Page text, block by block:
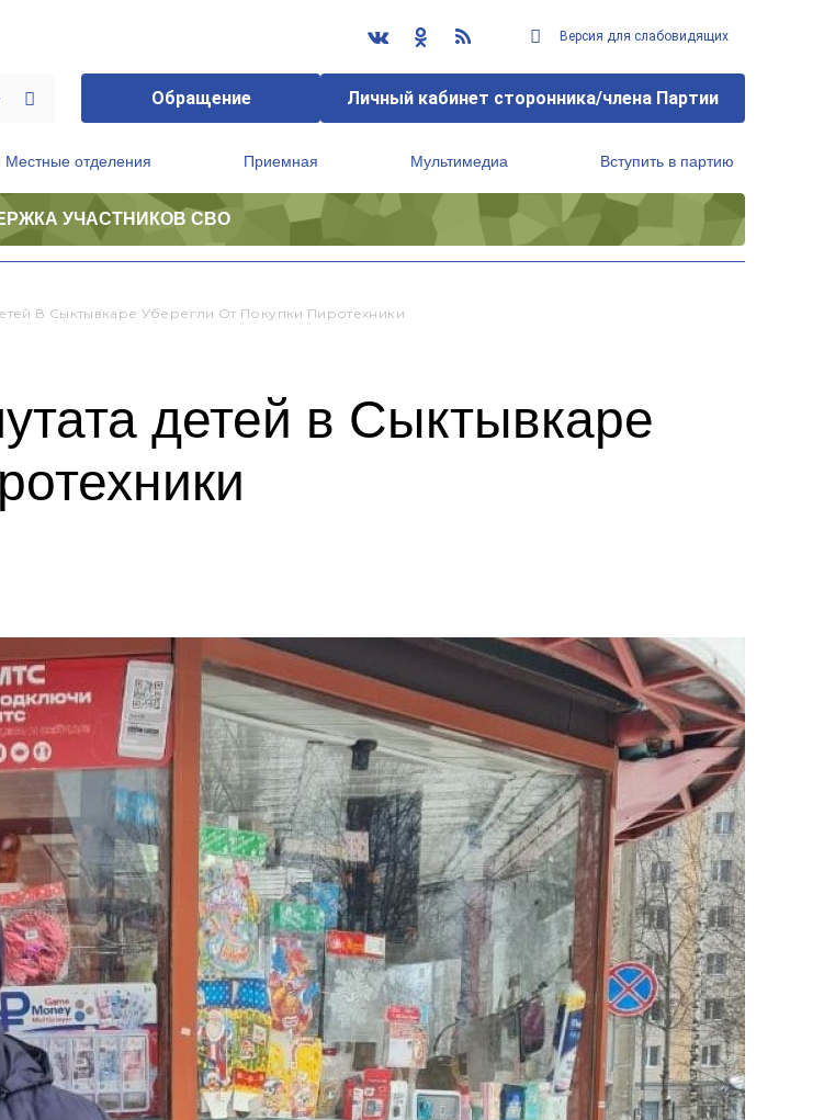
Версия для слабовидящих
Обращение Личный кабинет сторонника/члена Партии
Местные отделения Приемная Мультимедиа Вступить в партию
УЧАСТНИКОВ СВО
В Сыктывкаре Уберегли От Покупки Пиротехники
детей в Сыктывкаре